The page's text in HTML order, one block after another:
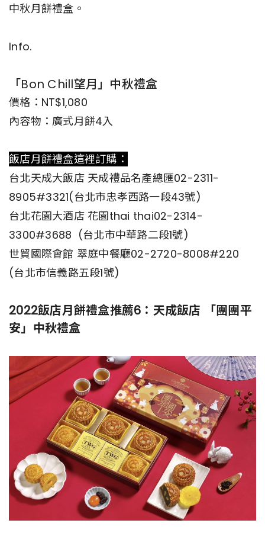
中秋月餅禮盒。
Info.
「Bon Chill望月」中秋禮盒
價格：NT$1,080
內容物：廣式月餅4入
飯店月餅禮盒這裡訂購：
台北天成大飯店 天成禮品名產總匯02-2311-
8905#3321(台北市忠孝西路一段43號)
台北花園大酒店 花園thai thai02-2314-
3300#3688 (台北市中華路二段1號)
世貿國際會館 翠庭中餐廳02-2720-8008#220
(台北市信義路五段1號)
2022飯店月餅禮盒推薦6：天成飯店 「團團平
安」中秋禮盒